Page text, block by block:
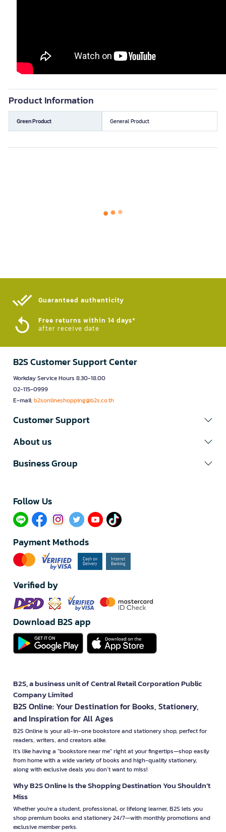
Product Information
Green Product General Product
Guaranteed authenticity​
Free returns within 14 days*
after receive date
B2S Customer Support Center
Workday Service Hours 8.30-18.00
02-115-0999
E-mail:b2sonlineshopping@b2s.co.th
Customer Support
About us
Business Group
Follow Us​
Payment Methods
Verified by
Download B2S app
B2S, a business unit of Central Retail Corporation Public
Company Limited
B2S Online: Your Destination for Books, Stationery,
and Inspiration for All Ages
B2S Online is your all-in-one bookstore and stationery shop, perfect for
readers, writers, and creators alike.
It’s like having a "bookstore near me" right at your fingertips—shop easily
from home with a wide variety of books and high-quality stationery,
along with exclusive deals you don’t want to miss!
Why B2S Online Is the Shopping Destination You Shouldn’t
Miss
Whether you're a student, professional, or lifelong learner, B2S lets you
shop premium books and stationery 24/7—with monthly promotions and
exclusive member perks.